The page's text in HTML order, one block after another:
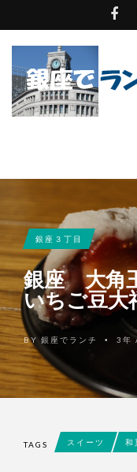
銀座３丁目
銀座 大角
いちご豆大
BY 銀座でランチ • 3年
TAGS スイーツ 和